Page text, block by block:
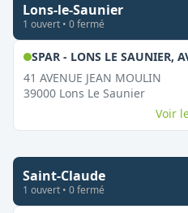
Lons-le-Saunier
1 ouvert • 0fermé
SPAR - LONS LE SAUNIER,
41 AVENUE JEAN MOULIN
39000 Lons Le Saunier
Voir
Saint-Claude
1 ouvert • 0fermé